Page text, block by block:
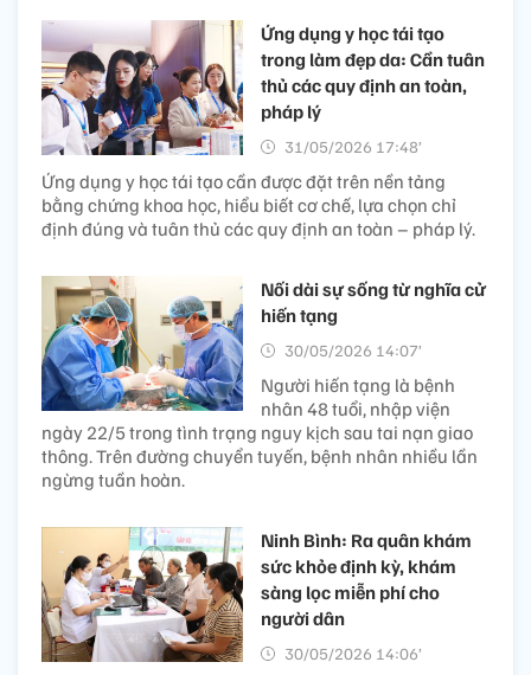
Ứng dụng y học tái tạo
trong làm đẹp da: Cần tuân
thủ các quy định an toàn,
pháp lý​
31/05/2026 17:48’
Ứng dụng y học tái tạo cần được đặt trên nền tảng
bằng chứng khoa học, hiểu biết cơ chế, lựa chọn chỉ
định đúng và tuân thủ các quy định an toàn – pháp lý.
Nối dài sự sống từ nghĩa cử
hiến tạng
30/05/2026 14:07’
Người hiến tạng là bệnh
nhân 48 tuổi, nhập viện
ngày 22/5 trong tình trạng nguy kịch sau tai nạn giao
thông. Trên đường chuyển tuyến, bệnh nhân nhiều lần
ngừng tuần hoàn.
Ninh Bình: Ra quân khám
sức khỏe định kỳ, khám
sàng lọc miễn phí cho
người dân
30/05/2026 14:06’